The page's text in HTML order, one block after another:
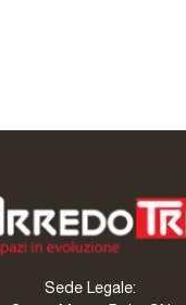
Sede Legale: